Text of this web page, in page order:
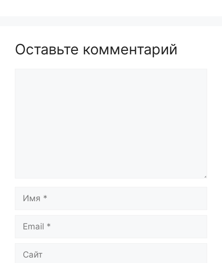
Оставьте комментарий